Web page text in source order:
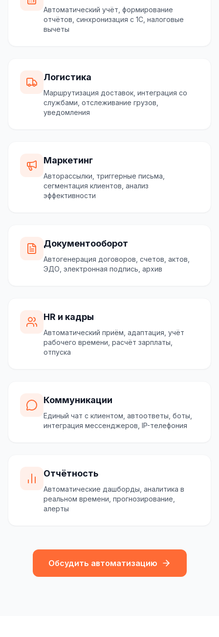
Автоматический учёт, формирование
отчётов, синхронизация с 1С, налоговые
вычеты
Логистика
Маршрутизация доставок, интеграция со
службами, отслеживание грузов,
уведомления
Маркетинг
Авторассылки, триггерные письма,
сегментация клиентов, анализ
эффективности
Документооборот
Автогенерация договоров, счетов, актов,
ЭДО, электронная подпись, архив
HR и кадры
Автоматический приём, адаптация, учёт
рабочего времени, расчёт зарплаты,
отпуска
Коммуникации
Единый чат с клиентом, автоответы, боты,
интеграция мессенджеров, IP-телефония
Отчётность
Автоматические дашборды, аналитика в
реальном времени, прогнозирование,
алерты
Обсудить автоматизацию